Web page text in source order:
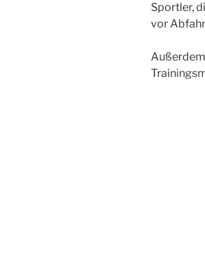
Sportler,
vor